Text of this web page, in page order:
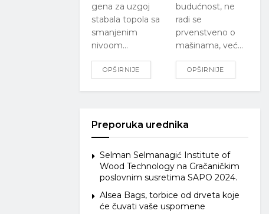
gena za uzgoj
stabala topola sa
smanjenim
nivoom...
OPŠIRNIJE
budućnost, ne
radi se
prvenstveno o
mašinama, već...
OPŠIRNIJE
Preporuka urednika
Selman Selmanagić Institute of
Wood Technology na Gračaničkim
poslovnim susretima SAPO 2024.
Alsea Bags, torbice od drveta koje
će čuvati vaše uspomene